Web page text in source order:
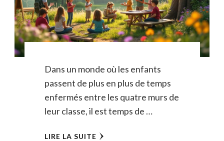
Dans un monde où les enfants
passent de plus en plus de temps
enfermés entre les quatre murs de
leur classe, il est temps de …
LIRE LA SUITE